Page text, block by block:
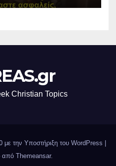
Christian Topics
την Υποστήριξη του WordPress
από Themeansar.